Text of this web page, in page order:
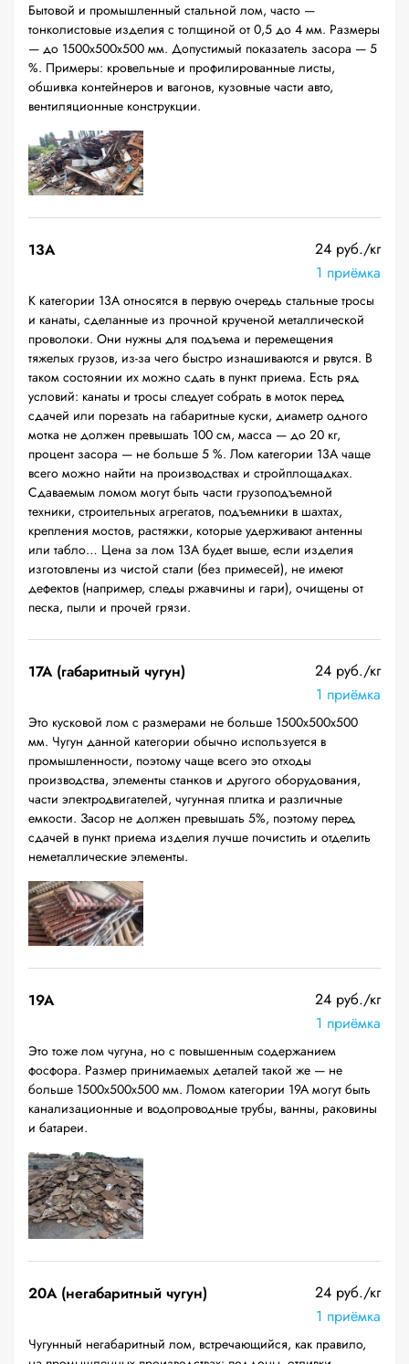
Бытовой и промышленный стальной лом, часто —
тонколистовые изделия с толщиной от 0,5 до 4 мм. Размеры
— до 1500х500х500 мм. Допустимый показатель засора — 5
%. Примеры: кровельные и профилированные листы,
обшивка контейнеров и вагонов, кузовные части авто,
вентиляционные конструкции.
13А
24 руб./кг
1 приёмка
К категории 13А относятся в первую очередь стальные тросы
и канаты, сделанные из прочной крученой металлической
проволоки. Они нужны для подъема и перемещения
тяжелых грузов, из-за чего быстро изнашиваются и рвутся. В
таком состоянии их можно сдать в пункт приема. Есть ряд
условий: канаты и тросы следует собрать в моток перед
сдачей или порезать на габаритные куски, диаметр одного
мотка не должен превышать 100 см, масса — до 20 кг,
процент засора — не больше 5 %. Лом категории 13А чаще
всего можно найти на производствах и стройплощадках.
Сдаваемым ломом могут быть части грузоподъемной
техники, строительных агрегатов, подъемники в шахтах,
крепления мостов, растяжки, которые удерживают антенны
или табло… Цена за лом 13А будет выше, если изделия
изготовлены из чистой стали (без примесей), не имеют
дефектов (например, следы ржавчины и гари), очищены от
песка, пыли и прочей грязи.
17А (габаритный чугун)
24 руб./кг
1 приёмка
Это кусковой лом с размерами не больше 1500х500х500
мм. Чугун данной категории обычно используется в
промышленности, поэтому чаще всего это отходы
производства, элементы станков и другого оборудования,
части электродвигателей, чугунная плитка и различные
емкости. Засор не должен превышать 5%, поэтому перед
сдачей в пункт приема изделия лучше почистить и отделить
неметаллические элементы.
19A
24 руб./кг
1 приёмка
Это тоже лом чугуна, но с повышенным содержанием
фосфора. Размер принимаемых деталей такой же — не
больше 1500х500х500 мм. Ломом категории 19А могут быть
канализационные и водопроводные трубы, ванны, раковины
и батареи.
20A (негабаритный чугун)
24 руб./кг
1 приёмка
Чугунный негабаритный лом, встречающийся, как правило,